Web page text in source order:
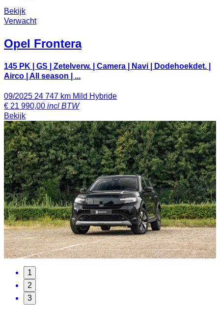
Bekijk
Verwacht
Opel Frontera
145 PK | GS | Zetelverw. | Camera | Navi | Dodehoekdet. |
Airco | All season | ...
09/2025 24 747 km Mild Hybride
€ 21 990,00 incl BTW
Bekijk
1
2
3